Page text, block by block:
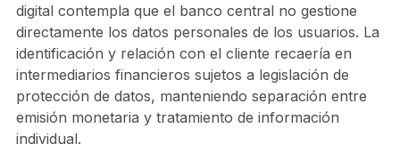
digital contempla que el banco central no gestione
directamente los datos personales de los usuarios. La
identificación y relación con el cliente recaería en
intermediarios financieros sujetos a legislación de
protección de datos, manteniendo separación entre
emisión monetaria y tratamiento de información
individual.